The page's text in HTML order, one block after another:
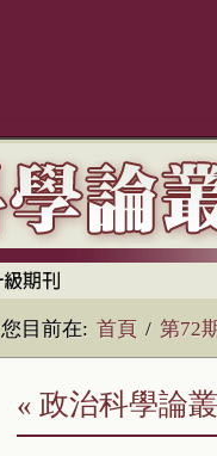
您目前在: 首頁 / 第72
« 政治科學論